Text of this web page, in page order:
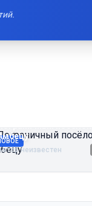
посёлок
неизвестен